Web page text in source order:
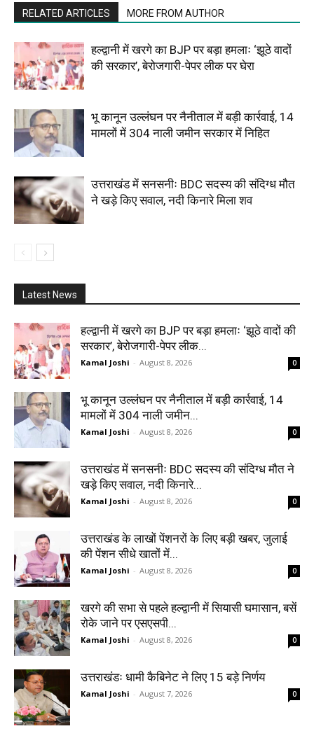
RELATED ARTICLES MORE FROM AUTHOR
हल्द्वानी में खरगे का BJP पर बड़ा हमलाः ‘झूठे वादों
की सरकार’, बेरोजगारी-पेपर लीक पर घेरा
भू कानून उल्लंघन पर नैनीताल में बड़ी कार्रवाई, 14
मामलों में 304 नाली जमीन सरकार में निहित
उत्तराखंड में सनसनीः BDC सदस्य की संदिग्ध मौत
ने खड़े किए सवाल, नदी किनारे मिला शव
Latest News
हल्द्वानी में खरगे का BJP पर बड़ा हमलाः ‘झूठे वादों की
सरकार’, बेरोजगारी-पेपर लीक...
Kamal Joshi - August 8, 2026 0
भू कानून उल्लंघन पर नैनीताल में बड़ी कार्रवाई, 14
मामलों में 304 नाली जमीन...
Kamal Joshi - August 8, 2026 0
उत्तराखंड में सनसनीः BDC सदस्य की संदिग्ध मौत ने
खड़े किए सवाल, नदी किनारे...
Kamal Joshi - August 8, 2026 0
उत्तराखंड के लाखों पेंशनरों के लिए बड़ी खबर, जुलाई
की पेंशन सीधे खातों में...
Kamal Joshi - August 8, 2026 0
खरगे की सभा से पहले हल्द्वानी में सियासी घमासान, बसें
रोके जाने पर एसएसपी...
Kamal Joshi - August 8, 2026 0
उत्तराखंडः धामी कैबिनेट ने लिए 15 बड़े निर्णय
Kamal Joshi - August 7, 2026 0